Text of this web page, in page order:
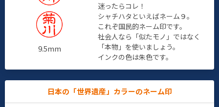
9.5mm
迷ったらコレ！
シャチハタといえばネーム９。
これぞ国民的ネーム印です。
社会人なら「似たモノ」ではなく
「本物」を使いましょう。
インクの色は朱色です。
日本の「世界遺産」カラーのネーム印